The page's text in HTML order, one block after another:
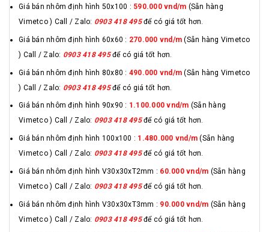
Giá bán nhôm định hình 50x100 : 590.000 vnd/m (Sẵn hàng
Vimetco ) Call / Zalo: 0903 418 495để có giá tốt hơn.
Giá bán nhôm định hình 60x60 : 270.000 vnd/m (Sẵn hàng Vimetco
) Call / Zalo: 0903 418 495để có giá tốt hơn.
Giá bán nhôm định hình 80x80 : 490.000 vnd/m(Sẵn hàng Vimetco
) Call / Zalo: 0903 418 495để có giá tốt hơn.
Giá bán nhôm định hình 90x90 : 1.100.000 vnd/m (Sẵn hàng
Vimetco ) Call / Zalo: 0903 418 495để có giá tốt hơn.
Giá bán nhôm định hình 100x100 : 1.480.000 vnd/m (Sẵn hàng
Vimetco ) Call / Zalo: 0903 418 495để có giá tốt hơn.
Giá bán nhôm định hình V30x30xT2mm : 60.000 vnd/m (Sẵn hàng
Vimetco ) Call / Zalo: 0903 418 495để có giá tốt hơn.
Giá bán nhôm định hình V30x30xT3mm : 90.000 vnd/m (Sẵn hàng
Vimetco ) Call / Zalo: 0903 418 495để có giá tốt hơn.